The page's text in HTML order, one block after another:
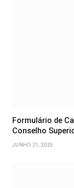
Formulário de
Conselho
JUNHO 21, 2025